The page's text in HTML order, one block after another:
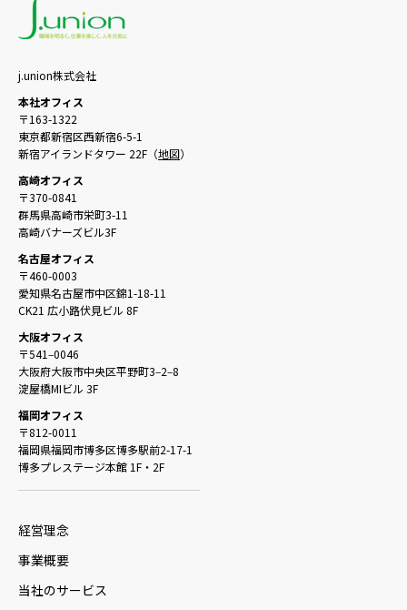
j.union株式会社
本社オフィス
〒163-1322
東京都新宿区西新宿6-5-1
新宿アイランドタワー 22F（地図）
高崎オフィス
〒370-0841
群馬県高崎市栄町3-11
高崎バナーズビル3F
名古屋オフィス
〒460-0003
愛知県名古屋市中区錦1-18-11
CK21 広小路伏見ビル 8F
大阪オフィス
〒541‒0046
大阪府大阪市中央区平野町3‒2‒8
淀屋橋MIビル 3F
福岡オフィス
〒812-0011
福岡県福岡市博多区博多駅前2-17-1
博多プレステージ本館 1F・2F
経営理念
事業概要
当社のサービス